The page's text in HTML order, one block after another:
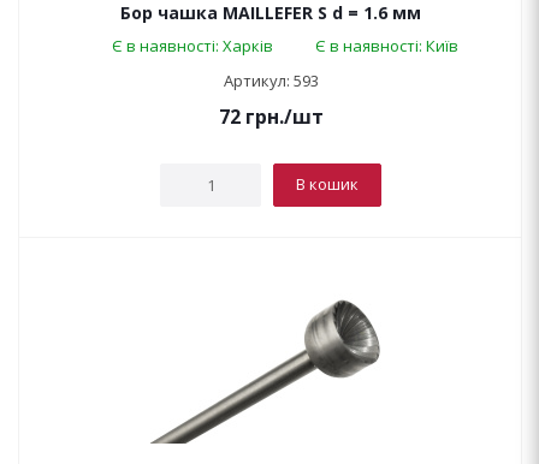
Бор чашка MAILLEFER S d = 1.6 мм
Є в наявності: Харків
Є в наявності: Київ
Артикул: 593
72грн./шт
В кошик